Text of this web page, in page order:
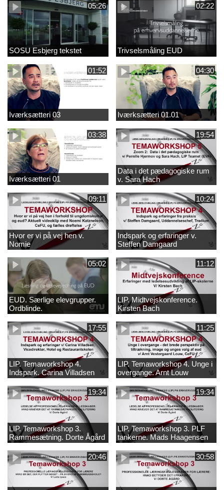
05:26
SOSU Esbjerg tekstet
02:22
Trivselsmåling EUD
01:52
Iværksætteri 03
04:30
Iværksætteri 01.01
03:38
Iværksætteri 01
19:54
Data i det pædagogiske rum
v. Sara Hach
09:11
Hvor er vi på vej hen v.
Nomie
10:24
Indspark og erfaringer v.
Steffen Damgaard
05:02
EUD. Særlige elevgrupper.
Ordblinde.
11:12
LIP. Midtvejskonference.
Kirsten Bach
17:55
LIP. Temaworkshop 4.
Indspark. Carina Villadsen
11:25
LIP. Temaworkshop 4. Unge i
overgange. Arnt Louw
19:34
LIP. Temaworkshop 3.
Rammesætning. Dorte Ågård
19:34
LIP. Temaworkshop 3. PLF
tankerne. Mads Haagensen
20:46 30:58